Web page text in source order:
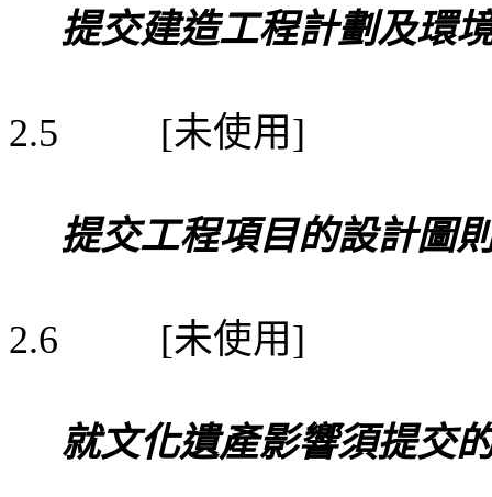
提交建造工程計劃及環
2.5 [未使用]
提交工程項目的設計圖
2.6 [未使用]
就文化遺產影響須提交